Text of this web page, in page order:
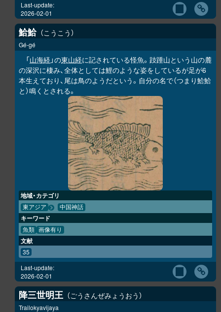
Last-update:
2026-02-01
鮯鮯 こうこう
Gé-gé
「山海経 」の東山経に記されている怪魚。跂踵山という山の麓
の深沢に棲み、全体としては鯉のような姿をしているが足が6
本生えており、尾は鳥のようだという。自分の名で（つまり鮯鮯
と）鳴くとされる。
地域・カテゴリ
東アジア 中国神話
キーワード
魚類 画像有り
文献
35
Last-update:
2026-02-01
降三世明王 ごうさんぜみょうおう
Trailokyavijaya